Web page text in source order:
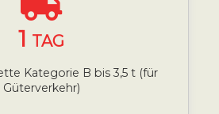
1 TAG
Kategorie B bis 3,5 t (für
Güterverkehr)